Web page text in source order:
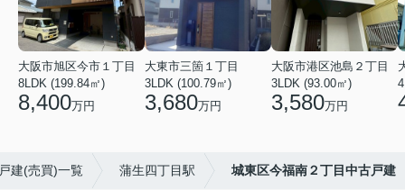
大阪市旭区今市１丁目
8LDK (199.84㎡)
8,400万円
大東市三箇１丁目
3LDK (100.79㎡)
3,680万円
大阪市港区池島２丁目
3LDK (93.00㎡)
3,580万円
建(売買)一覧 蒲生四丁目駅 城東区今福南２丁目中古戸建